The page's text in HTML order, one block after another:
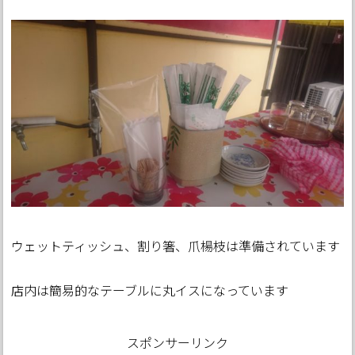
ウェットティッシュ、割り箸、爪楊枝は準備されています
店内は簡易的なテーブルに丸イスになっています
スポンサーリンク